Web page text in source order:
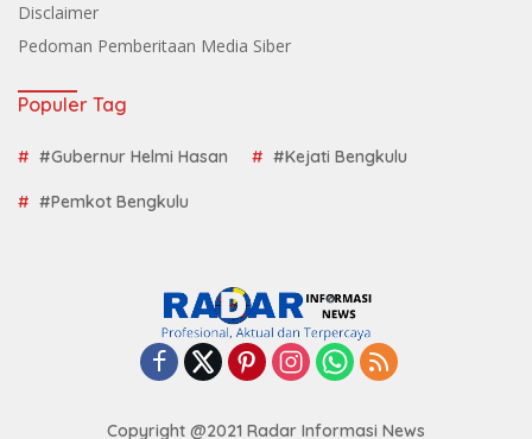
Disclaimer
Pedoman Pemberitaan Media Siber
Populer Tag
#Gubernur Helmi Hasan #Kejati Bengkulu
#Pemkot Bengkulu
Copyright @2021 Radar Informasi News